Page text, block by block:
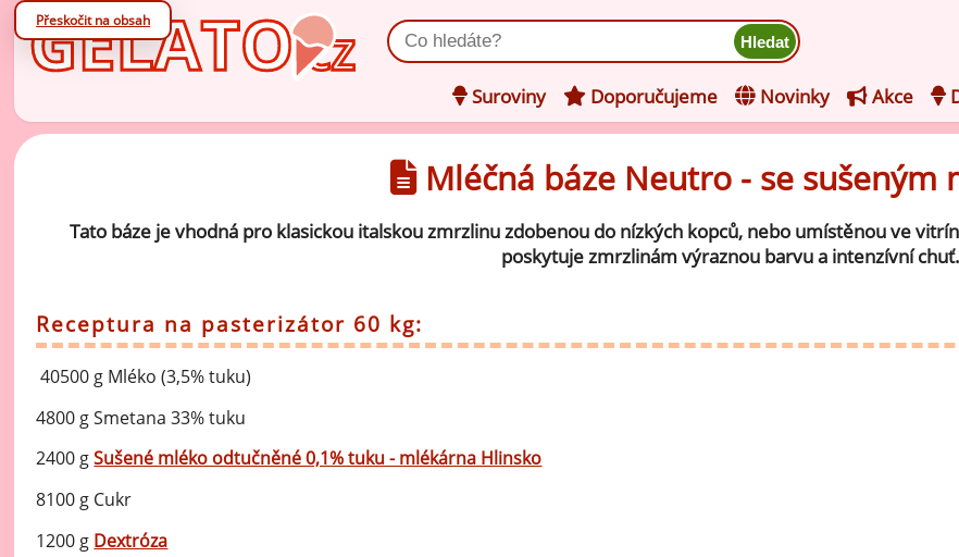
Přeskočit na obsah
Suroviny
Ochucovací pasty do mléčného
Vše z kategorie Ochucovací pasty do mléčného základu
Ochucovací pasty do ovocného
základu
Zmrzlinové základy pro výrobu
Kompletní ochucené směsi pro
Doporučujeme Novinky Akce
Vyhledat produkt
Mléčná báze Neutro - se sušeným
Tato báze je vhodná pro klasickou italskou zmrzlinu zdobenou do nízkých kopců, nebo umístěnou ve
poskytuje zmrzlinám výraznou barvu a intenzívní chuť.
Receptura na pasterizátor 60 kg:
40500 g Mléko (3,5% tuku)
4800 g Smetana 33% tuku
2400 gSušené mléko odtučněné 0,1% tuku - mlékárna Hlinsko
8100 g Cukr
1200 g Dextróza